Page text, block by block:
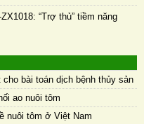
“Trợ thủ” tiềm năng
bài toán dịch bệnh thủy sản
ao nuôi tôm
nuôi tôm ở Việt Nam